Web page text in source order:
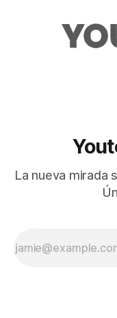
La nueva mirada